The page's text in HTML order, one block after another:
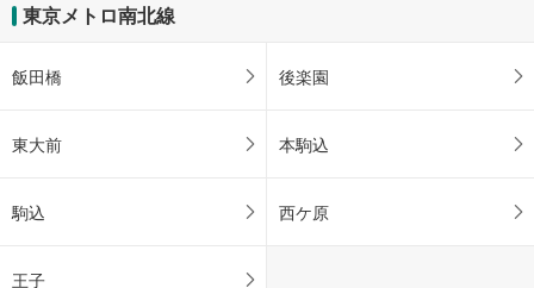
東京メトロ南北線
飯田橋 後楽園
東大前 本駒込
駒込 西ケ原
王子